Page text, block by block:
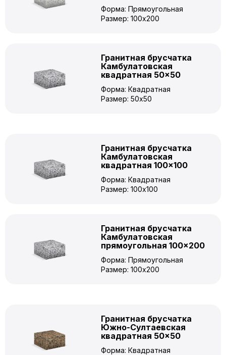
Форма: Прямоугольная
Размер: 100x200
Гранитная брусчатка
Камбулатовская
квадратная 50×50
Форма: Квадратная
Размер: 50x50
Гранитная брусчатка
Камбулатовская
квадратная 100×100
Форма: Квадратная
Размер: 100x100
Гранитная брусчатка
Камбулатовская
прямоугольная 100×200
Форма: Прямоугольная
Размер: 100x200
Гранитная брусчатка
Южно-Султаевская
квадратная 50×50
Форма: Квадратная